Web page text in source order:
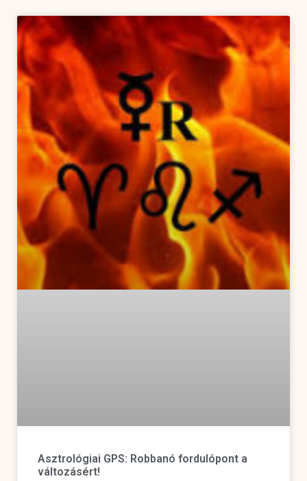
Asztrológiai GPS: Robbanó fordulópont a
változásért!